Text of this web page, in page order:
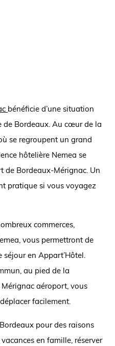
bénéficie d’une situation
de Bordeaux. Au cœur de la
se regroupent un grand
hôtelière Nemea se
de Bordeaux-Mérignac. Un
pratique si vous voyagez
commerces,
vous permettront de
en Appart’Hôtel.
au pied de la
aéroport, vous
facilement.
pour des raisons
en famille, réserver